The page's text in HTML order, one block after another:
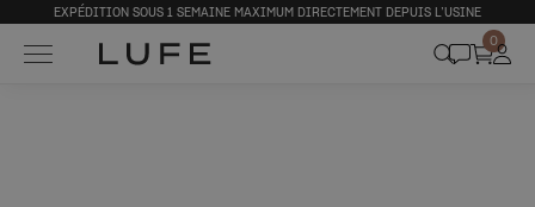
EXPÉDITION SOUS 1 SEMAINE MAXIMUM DIRECTEMENT DEPUIS L’USINE
0